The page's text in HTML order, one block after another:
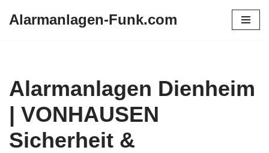
Alarmanlagen-Funk.com
Alarmanlagen Dienheim
| VONHAUSEN
Sicherheit &